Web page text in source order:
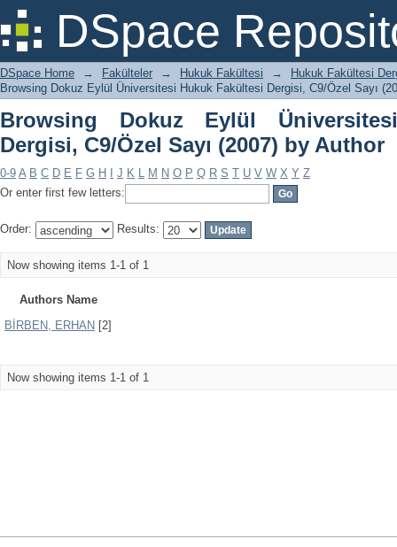
DSpace
Browsing Dokuz Eylül Üniversitesi
Author
DSpace Home → Fakülteler → Hukuk Fakültesi →
Hukuk Fakültesi
Browsing Dokuz Eylül Üniversitesi Hukuk Fakültesi Dergisi, C9/Özel Sayı
Browsing Dokuz Eylül
Dergisi, C9/Özel Sayı (2007) by Author
0-9 A B C D E F G H J K L M N O P Q R S T U V W X Y Z
Or enter first few letters:
Order: Results:
Now showing items 1-1 of 1
Authors Name
BİRBEN, ERHAN [2]
Now showing items 1-1 of 1